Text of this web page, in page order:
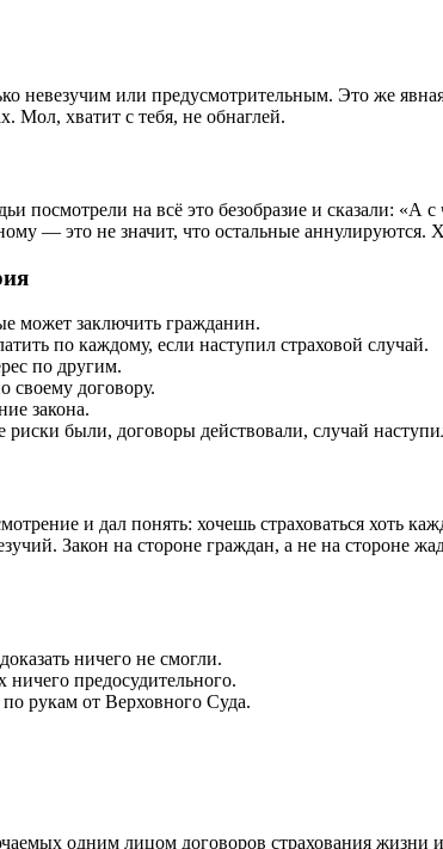
невезучим или предусмотрительным. Это же
Мол, хватит с тебя, не обнаглей.
на всё это безобразие и сказали: «А с
— это не значит, что остальные аннулируются.
может заключить гражданин.
по каждому, если наступил страховой случай.
по другим.
своему договору.
закона.
были, договоры действовали, случай
и дал понять: хочешь страховаться хоть
Закон на стороне граждан, а не на стороне
ничего не смогли.
предосудительного.
рукам от Верховного Суда.
одним лицом договоров страхования жизни